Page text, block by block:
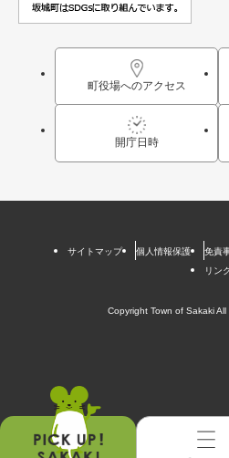
町役場へのアクセス
開庁日時
サイトマップ 個人情報保護 免責
リン
Copyright Town of Sakaki All